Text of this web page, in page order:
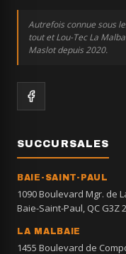
Autrefois connue sous
tout et Lou-Tec La
Maslot depuis 2020.
SUCCURSALES
BAIE-SAINT-PAUL
1090 Boulevard Mgr. de
Baie-Saint-Paul, QC G3Z
LA MALBAIE
1455 Boulevard de